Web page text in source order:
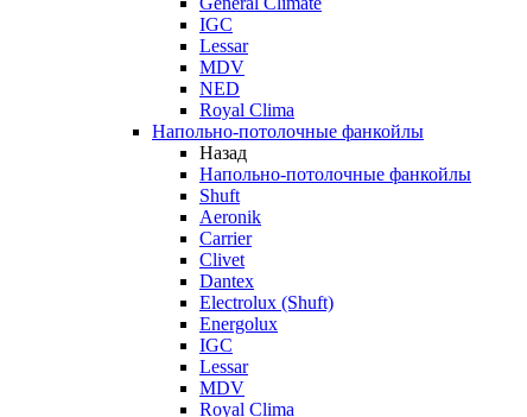
IGC
Lessar
MDV
NED
Royal Clima
Напольно-потолочные фанкойлы
Назад
Напольно-потолочные фанкойлы
Shuft
Aeronik
Carrier
Clivet
Dantex
Electrolux (Shuft)
Energolux
IGC
Lessar
MDV
Royal Clima